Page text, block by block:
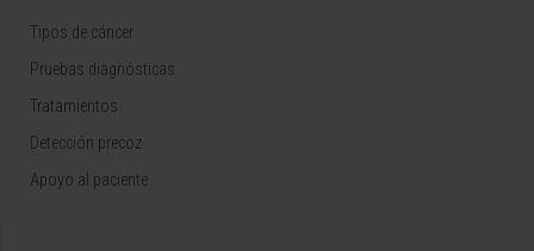
Tipos de cáncer
Pruebas diagnósticas
Tratamientos
Detección precoz
Apoyo al paciente